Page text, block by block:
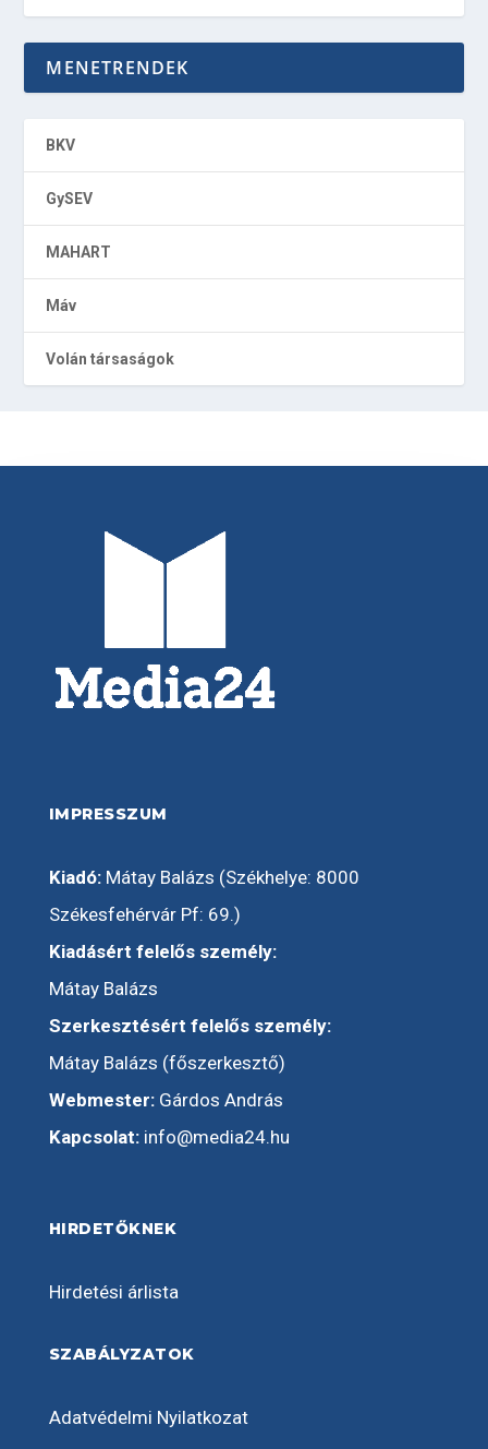
MENETRENDEK
BKV
GySEV
MAHART
Máv
Volán társaságok
IMPRESSZUM
Kiadó:Mátay Balázs (Székhelye: 8000
Székesfehérvár Pf: 69.)
Kiadásért felelős személy:
Mátay Balázs
Szerkesztésért felelős személy:
Mátay Balázs (főszerkesztő)
Webmester:Gárdos András
Kapcsolat: info@media24.hu
HIRDETŐKNEK
Hirdetési árlista
SZABÁLYZATOK
Adatvédelmi Nyilatkozat